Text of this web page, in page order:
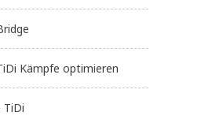
Kämpfe optimieren
TiDi